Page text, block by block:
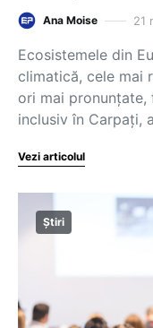
Ana Moise 21
Ecosistemele din
climatică, cele mai
ori mai pronunțate,
inclusiv în Carpați,
Vezi articolul
Știri